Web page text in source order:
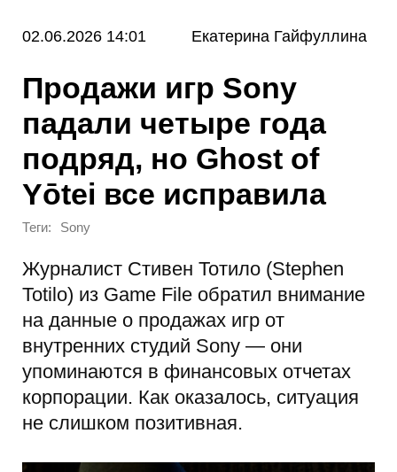
02.06.2026 14:01 Екатерина Гайфуллина
Продажи игр Sony
падали четыре года
подряд, но Ghost of
Yōtei все исправила
Теги: Sony
Журналист Стивен Тотило (Stephen
Totilo) из Game File обратил внимание
на данные о продажах игр от
внутренних студий Sony — они
упоминаются в финансовых отчетах
корпорации. Как оказалось, ситуация
не слишком позитивная.